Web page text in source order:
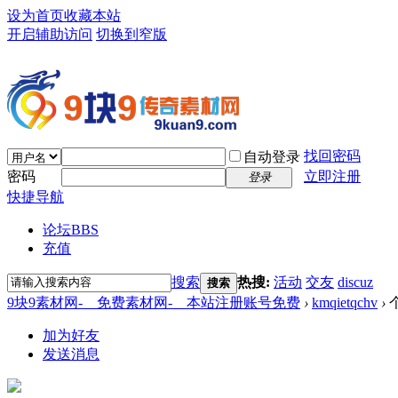
设为首页收藏本站
开启辅助访问 切换到窄版
自动登录 找回密码
密码
登录
立即注册
快捷导航
论坛BBS
充值
搜索 搜索 热搜: 活动 交友 discuz
9块9素材网-＿免费素材网-＿本站注册账号免费 › kmqietqchv ›
加为好友
发送消息